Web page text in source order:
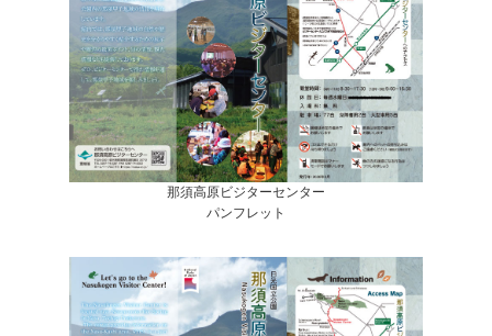
那須高原ビジターセンター
パンフレット